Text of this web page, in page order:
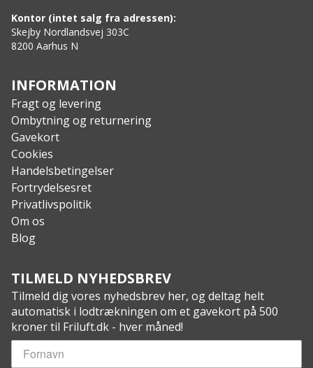
Kontor (intet salg fra adressen):
Skejby Nordlandsvej 303C
8200 Aarhus N
INFORMATION
Fragt og levering
Ombytning og returnering
Gavekort
Cookies
Handelsbetingelser
Fortrydelsesret
Privatlivspolitik
Om os
Blog
TILMELD NYHEDSBREV
Tilmeld dig vores nyhedsbrev her, og deltag helt
automatisk i lodtrækningen om et gavekort på 500
kroner til Friluft.dk - hver måned!